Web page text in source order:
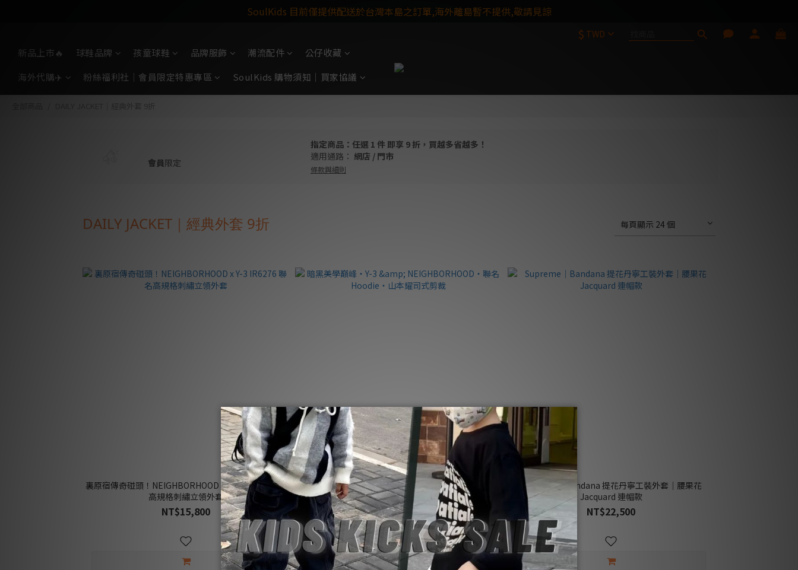
$ TWD
新品上市🔥 球鞋品牌 孩童球鞋 品牌服飾 潮流配件
公仔收藏
海外代購✈️
粉絲福利社｜會員限定特惠專區 SoulKids 購物須知｜買家協議
會員限定
指定商品：任選 1 件 即享 9 折，買越多省越多！
適用通路： 網店 / 門市
條款與細則
DAILY JACKET｜經典外套 9折 每頁顯示 24 個
裏原宿傳奇碰頭！NEIGHBORHOOD x Y-3 IR6276 聯名
高規格刺繡立領外套
NT$15,800
暗黑美學巔峰・Y-3 & NEIGHBORHOOD・聯名
Hoodie・山本耀司式剪裁
NT$15,800
Supreme｜Bandana 提花丹寧工裝外套｜腰果花
Jacquard 連帽款
NT$22,500
SoulKids 目前僅提供配送於台灣本島之訂單,海外離島暫不提供,敬請見諒